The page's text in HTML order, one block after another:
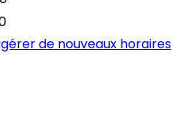
de nouveaux horaires